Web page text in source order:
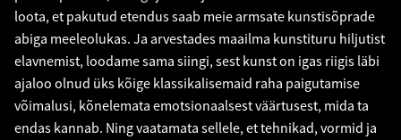
loota, et pakutud etendus saab meie armsate kunstisõprade
abiga meeleolukas. Ja arvestades maailma kunstituru hiljutist
elavnemist, loodame sama siingi, sest kunst on igas riigis läbi
ajaloo olnud üks kõige klassikalisemaid raha paigutamise
võimalusi, kõnelemata emotsionaalsest väärtusest, mida ta
endas kannab. Ning vaatamata sellele, et tehnikad, vormid ja